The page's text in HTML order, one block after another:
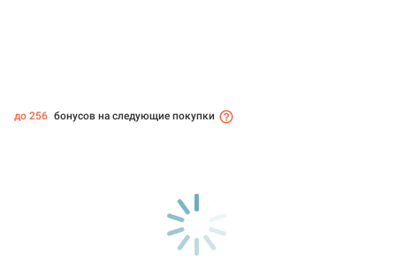
до 256 бонусов на следующие покупки